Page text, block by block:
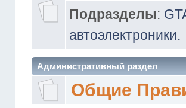
Подразделы:
автоэлектроники.
Административный раздел
Общие